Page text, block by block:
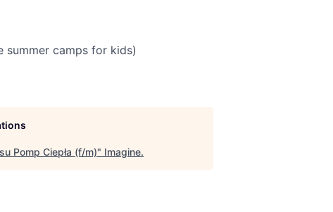
camps for kids)
Pomp Ciepła (f/m)" Imagine.